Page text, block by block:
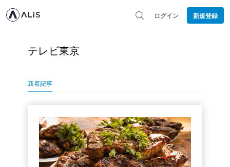
ログイン 新規登録
テレビ東京
新着記事